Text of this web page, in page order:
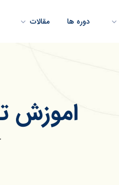
دوره ها مقالات
اموزش